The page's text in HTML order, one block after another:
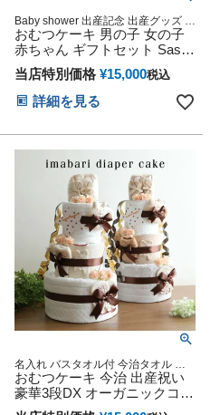
Baby shower 出産記念 出産グッズ 出
産祝い
おむつケーキ 男の子 女の子
赤ちゃん ギフトセット Sassy
サッシー DX 3段 豪華 11点 思
い出 赤ちゃん 子供 出産 マタ
ニティ フォト パパ ママ ベイ
ビー お父さん お母さん クリ
ギフトセット 人気 端午の節
句 ひな祭り 男の子 女の子
当店特別価格 ¥15,000税込
詳細を見る
名入れ バスタオル付 今治タオル オ
ーガニック 妊娠祝い 出産祝い おむ
つケーキ
おむつケーキ 今治 出産祝い
豪華3段DX オーガニックコッ
トン 日本製 名前入り バスタ